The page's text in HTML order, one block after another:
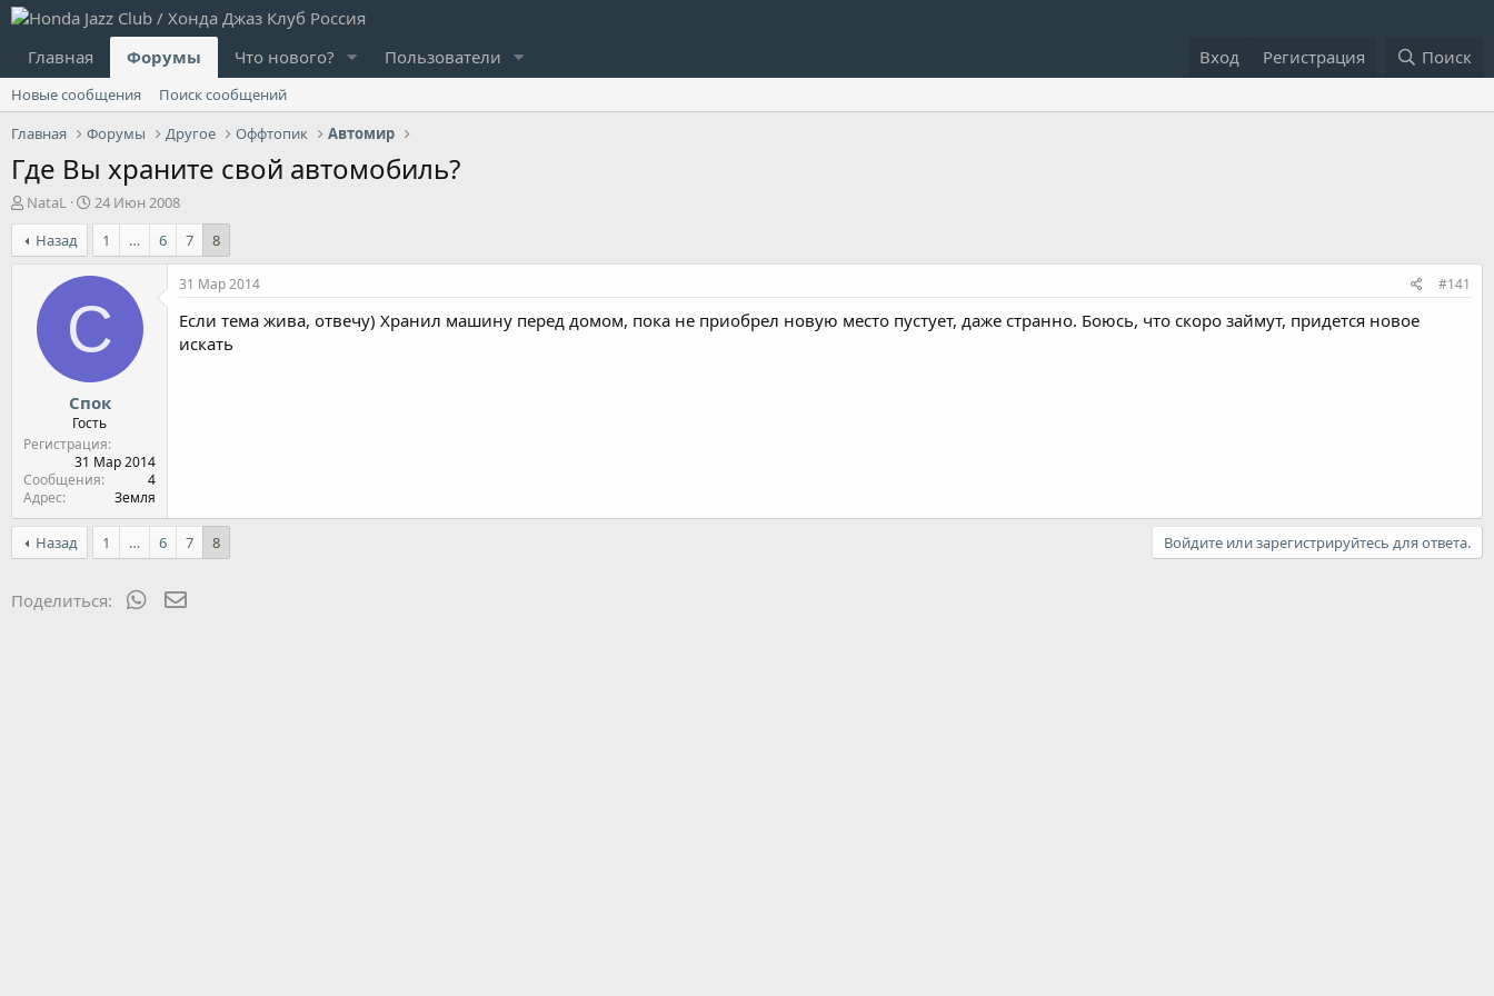
Главная Форумы Что нового? Пользователи Вход Регистрация Поиск
Новые сообщения
Поиск сообщений
Главная
Форумы Другое Оффтопик Автомир
Где Вы храните свой автомобиль?
А
в
т
о
NataL
Д
а
а
н
а
ч
а
а
24 Июн 2008
Назад
1 … 6 7 8
С
Спок
Гость
Регистрация
31 Мар 2014
Сообщения
4
Адрес
Земля
31 Мар 2014 #141
Если тема жива, отвечу) Хранил машину перед домом, пока не приобрел новую место пустует, даже странно. Боюсь, что скоро займут, придется новое
искать
Назад 1 … 6 7 8 Войдите или зарегистрируйтесь для ответа.
Поделиться: WhatsApp